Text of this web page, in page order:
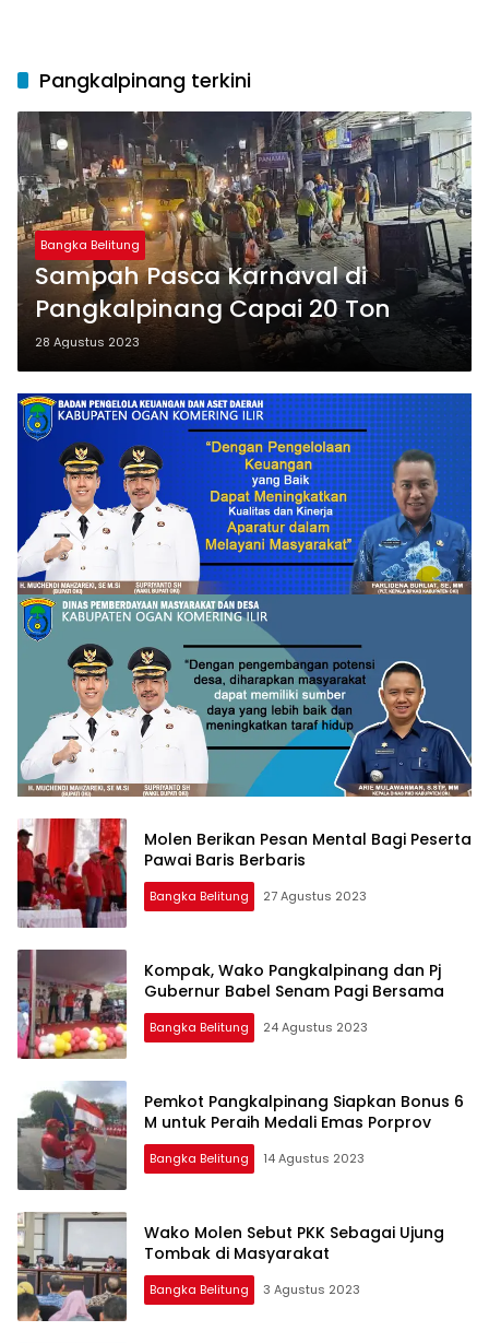
Pangkalpinang terkini
Bangka Belitung
Sampah Pasca Karnaval di
Pangkalpinang Capai 20 Ton
28 Agustus 2023
Molen Berikan Pesan Mental Bagi Peserta
Pawai Baris Berbaris
Bangka Belitung 27 Agustus 2023
Kompak, Wako Pangkalpinang dan Pj
Gubernur Babel Senam Pagi Bersama
Bangka Belitung 24 Agustus 2023
Pemkot Pangkalpinang Siapkan Bonus 6
M untuk Peraih Medali Emas Porprov
Bangka Belitung 14 Agustus 2023
Wako Molen Sebut PKK Sebagai Ujung
Tombak di Masyarakat
Bangka Belitung 3 Agustus 2023